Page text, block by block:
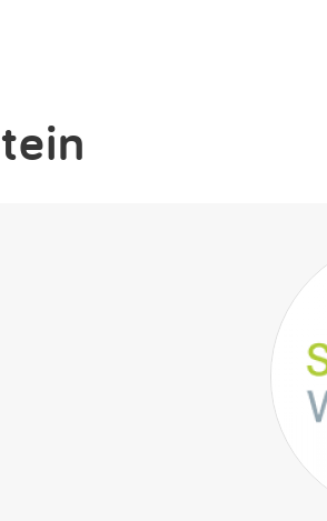
Blog
Partner
Kontakt
Impressum